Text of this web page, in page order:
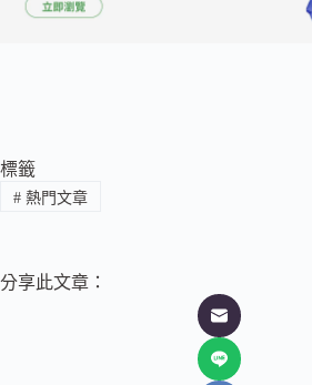
標籤
#熱門文章
分享此文章：